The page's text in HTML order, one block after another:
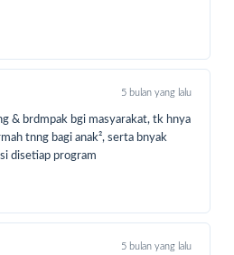
5 bulan yang lalu
& brdmpak bgi masyarakat, tk hnya
tnng bagi anak², serta bnyak
disetiap program
5 bulan yang lalu